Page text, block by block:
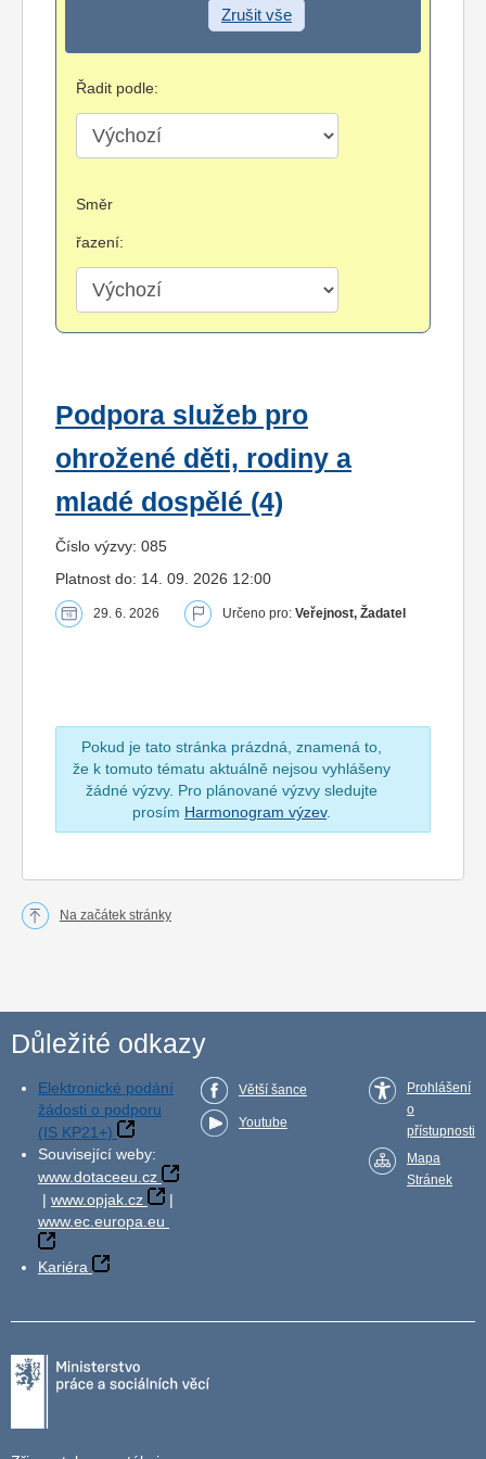
Zrušit vše
Řadit podle:
Směr
řazení:
Podpora služeb pro
ohrožené děti, rodiny a
mladé dospělé (4)
Číslo výzvy: 085
Platnost do: 14. 09. 2026 12:00
29. 6. 2026 Určeno pro: Veřejnost, Žadatel
Pokud je tato stránka prázdná, znamená to,
že k tomuto tématu aktuálně nejsou vyhlášeny
žádné výzvy. Pro plánované výzvy sledujte
prosím Harmonogram výzev.
Na začátek stránky
Důležité odkazy
Elektronické podání
žádosti o podporu
(IS KP21+)
Související weby:
www.dotaceeu.cz
| www.opjak.cz
|
www.ec.europa.eu
Kariéra
Větší šance
Youtube
Prohlášení
o
přístupnosti
Mapa
Stránek